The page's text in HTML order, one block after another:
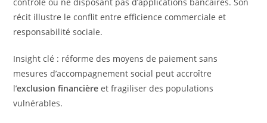
récit illustre le conflit entre efficience commerciale et
responsabilité sociale.
Insight clé : réforme des moyens de paiement sans
mesures d’accompagnement social peut accroître
l’exclusion financière et fragiliser des populations
vulnérables.